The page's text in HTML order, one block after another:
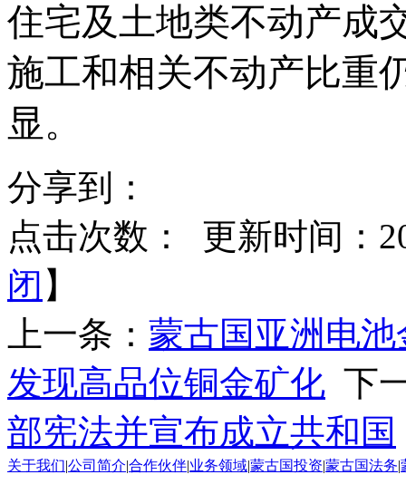
住宅及土地类不动产成
施工和相关不动产比重
显。
分享到：
点击次数：
更新时间：
闭 】
上一条： 蒙古国亚洲电
发现高品位铜金矿化 下
部宪法并宣布成立共和国
关于我们 公司简介 合作伙伴 业务领域 蒙古国投资 蒙古国法务